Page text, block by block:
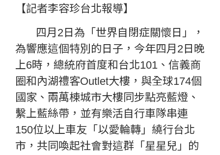
【記者李容珍台北報導】
四月2日為「世界自閉症關懷日」，
為響應這個特別的日子，今年四月2日晚
上6時，總統府首度和台北101、信義商
圈和內湖禮客Outlet大樓，與全球174個
國家、兩萬棟城市大樓同步點亮藍燈、
繫上藍絲帶，並有樂活自行車隊串連
150位以上車友「以愛輪轉」繞行台北
市，共同喚起社會對這群「星星兒」的